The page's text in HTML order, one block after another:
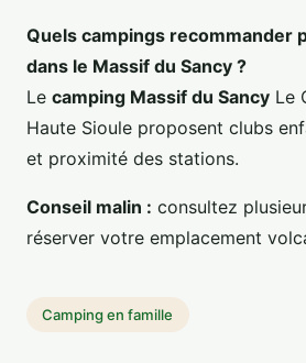
Quels campings recommander
dans le Massif du Sancy ?
Le camping Massif du Sancy Le
Haute Sioule proposent clubs
et proximité des stations.
Conseil malin : consultez
réserver votre emplacement
Camping en famille